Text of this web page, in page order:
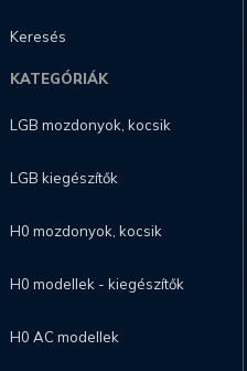
Keresés
KATEGÓRIÁK
LGB mozdonyok, kocsik
LGB kiegészítők
H0 mozdonyok, kocsik
H0 modellek - kiegészítők
H0 AC modellek